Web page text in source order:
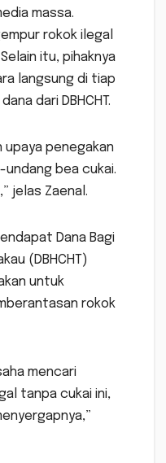
massa.
rokok ilegal
itu, pihaknya
langsung di tiap
dari DBHCHT.
upaya penegakan
bea cukai.
jelas Zaenal.
Dana Bagi
(DBHCHT)
untuk
rokok
mencari
tanpa cukai ini,